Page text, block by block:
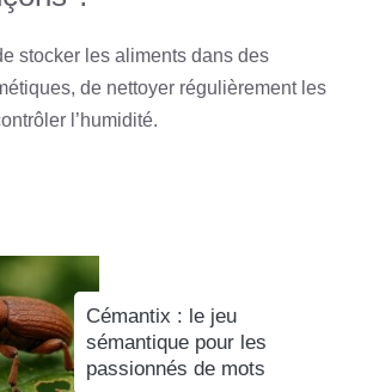
stocker les aliments dans des
de nettoyer régulièrement les
l’humidité.
Cémantix : le jeu
sémantique pour les
passionnés de mots